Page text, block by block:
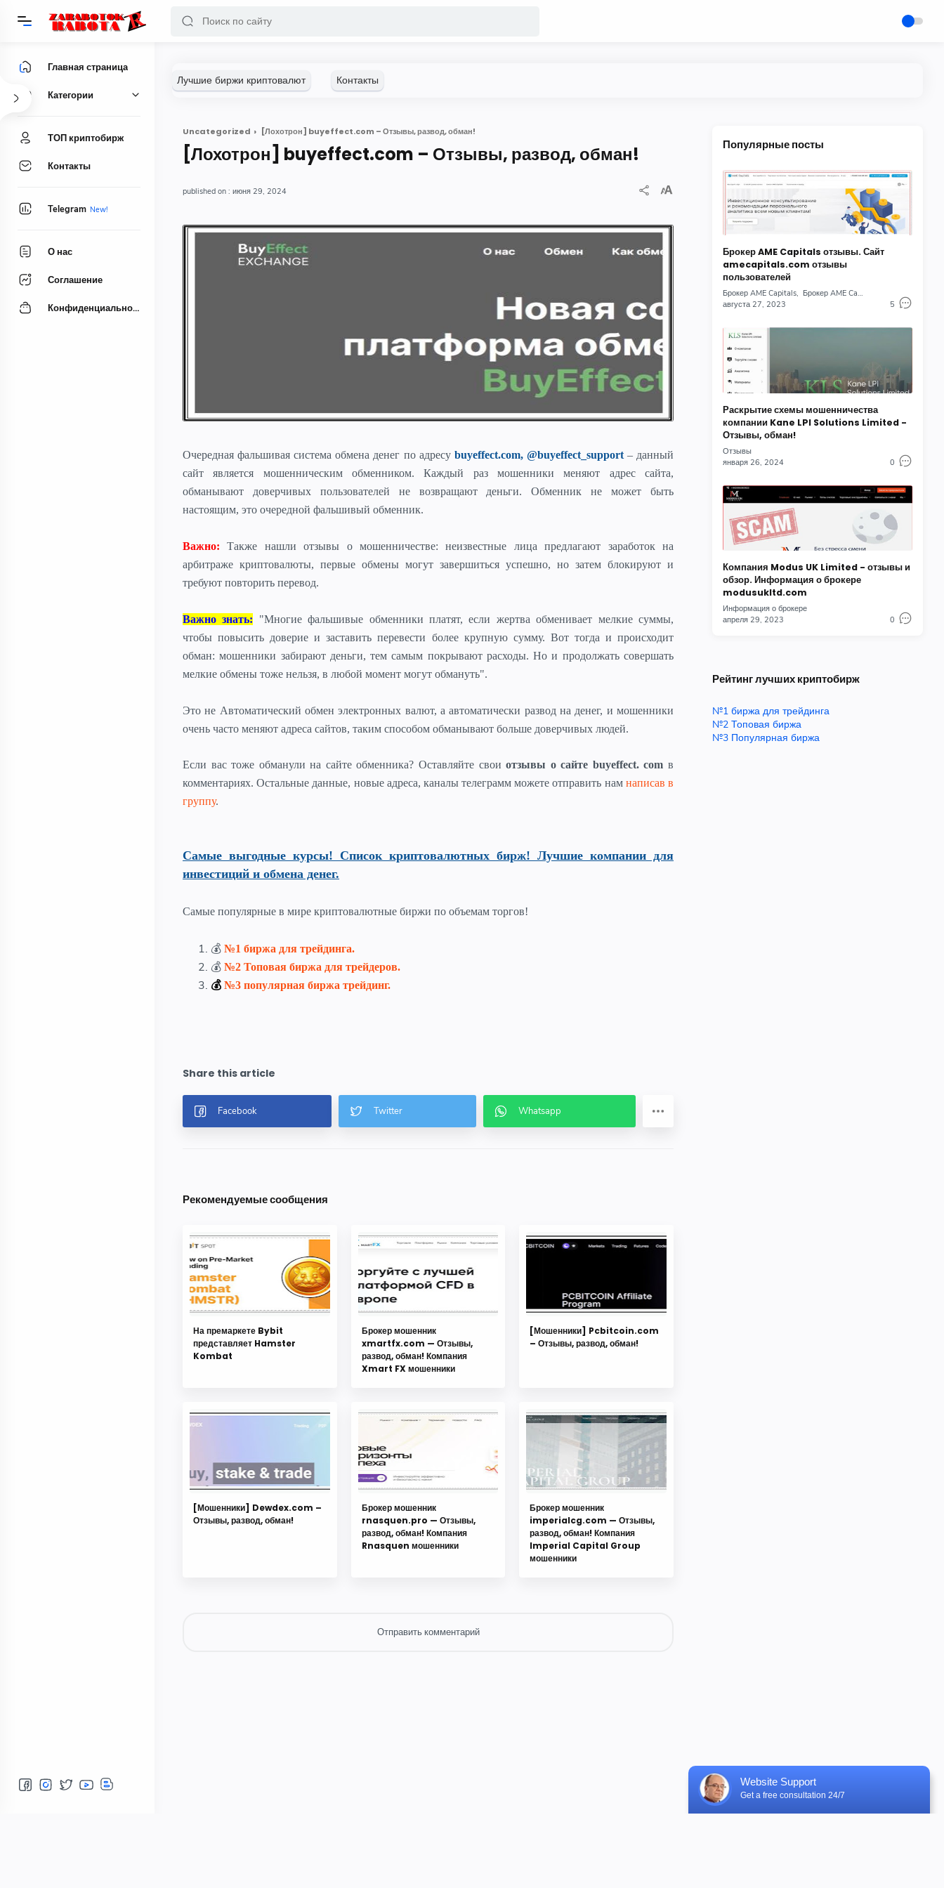
Uncategorized [Лохотрон] buyeffect.com – Отзывы, развод, обман!
[Лохотрон] buyeffect.com – Отзывы, развод, обман!
июня 29, 2024
Очередная фальшивая система обмена денег по адресуbuyeffect.com, @buyeffect_support – данный
сайт является мошенническим обменником. Каждый раз мошенники меняют адрес сайта,
обманывают доверчивых пользователей не возвращают деньги. Обменник не может быть
настоящим, это очередной фальшивый обменник.
Важно: Также нашли отзывы о мошенничестве: неизвестные лица предлагают заработок на
арбитраже криптовалюты, первые обмены могут завершиться успешно, но затем блокируют и
требуют повторить перевод.
Важно знать: "Многие фальшивые обменники платят, если жертва обменивает мелкие суммы,
чтобы повысить доверие и заставить перевести более крупную сумму. Вот тогда и происходит
обман: мошенники забирают деньги, тем самым покрывают расходы. Но и продолжать совершать
мелкие обмены тоже нельзя, в любой момент могут обмануть".
Это не Автоматический обмен электронных валют, а автоматически развод на денег, и мошенники
очень часто меняют адреса сайтов, таким способом обманывают больше доверчивых людей.
Если вас тоже обманули на сайте обменника? Оставляйте свои отзывы о сайте buyeffect. comв
комментариях. Остальные данные, новые адреса, каналы телеграмм можете отправить нам написав в
группу.
Самые выгодные курсы! Список криптовалютных бирж! Лучшие компании для
инвестиций и обмена денег.
Самые популярные в мире криптовалютные биржи по объемам торгов!
💰 №1 биржа для трейдинга.
💰 №2 Топовая биржа для трейдеров.
💰 №3 популярная биржа трейдинг.
Рекомендуемые сообщения
На премаркете Bybit
представляет Hamster
Kombat
Брокер мошенник
xmartfx.com — Отзывы,
развод, обман! Компания
Xmart FX мошенники
[Мошенники] Pcbitcoin.com
– Отзывы, развод, обман!
[Мошенники] Dewdex.com –
Отзывы, развод, обман!
Брокер мошенник
rnasquen.pro — Отзывы,
развод, обман! Компания
Rnasquen мошенники
Брокер мошенник
imperialcg.com — Отзывы,
развод, обман! Компания
Imperial Capital Group
мошенники
Отправить комментарий
Популярные посты
Брокер AME Capitals отзывы. Сайт
amecapitals.com отзывы
пользователей
Брокер AME Capitals
Брокер AME Capitals отзывы
августа 27, 2023
5
Раскрытие схемы мошенничества
компании Kane LPI Solutions Limited -
Отзывы, обман!
Отзывы
января 26, 2024
0
Компания Modus UK Limited - отзывы и
обзор. Информация о брокере
modusukltd.com
Информация о брокере
апреля 29, 2023
0
Рейтинг лучших криптобирж
№1 биржа для трейдинга
№2 Топовая биржа
№3 Популярная биржа
Главная страница
Категории
ТОП криптобирж
Контакты
Telegram
О нас
Соглашение
Конфиденциальность
Website Support
Get a free consultation 24/7